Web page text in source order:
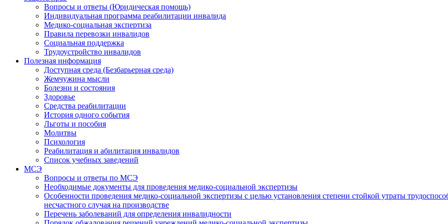
Вопросы и ответы (Юридическая помощь)
Индивидуальная программа реабилитации инвалида
Медико-социальная экспертиза
Правила перевозки инвалидов
Социальная поддержка
Трудоустройство инвалидов
Полезная информация
Доступная среда (Безбарьерная среда)
Жемчужина мысли
Болезни и состояния
Здоровье
Средства реабилитации
История одного события
Льготы и пособия
Молитвы
Психология
Реабилитация и абилитация инвалидов
Список учебных заведений
МСЭ
Вопросы и ответы по МСЭ
Необходимые документы для проведения медико-социальной экспертизы
Особенности проведения медико-социальной экспертизы с целью установления степени стойкой утраты
несчастного случая на производстве
Перечень заболеваний для определения инвалидности